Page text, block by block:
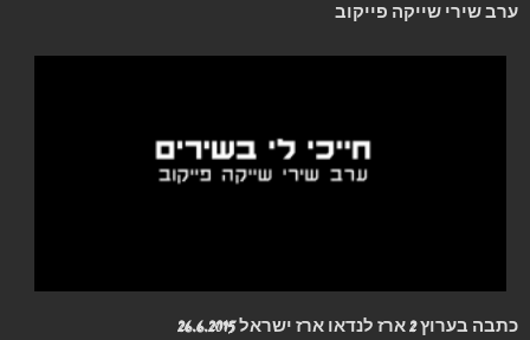
ערב שירי שייקה פייקוב
כתבה בערוץ 2 ארז לנדאו ארז ישראל 26.6.2015